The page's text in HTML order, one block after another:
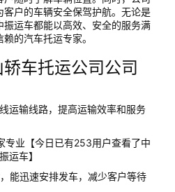
户的车辆安全保驾护航。无论是
运车都能以高效、安全的服务满
的汽车托运专家。
车托运公司公司
运输线路，提高运输效率和服务
能迅速安排发车，减少客户等待